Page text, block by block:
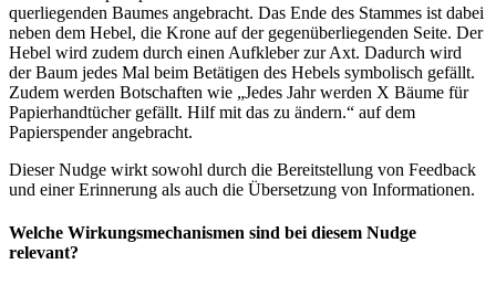
querliegenden Baumes angebracht. Das Ende des Stammes ist dabei
neben dem Hebel, die Krone auf der gegenüberliegenden Seite. Der
Hebel wird zudem durch einen Aufkleber zur Axt. Dadurch wird
der Baum jedes Mal beim Betätigen des Hebels symbolisch gefällt.
Zudem werden Botschaften wie „Jedes Jahr werden X Bäume für
Papierhandtücher gefällt. Hilf mit das zu ändern.“ auf dem
Papierspender angebracht.
Dieser Nudge wirkt sowohl durch die Bereitstellung von Feedback
und einer Erinnerung als auch die Übersetzung von Informationen.
Welche Wirkungsmechanismen sind bei diesem Nudge
relevant?